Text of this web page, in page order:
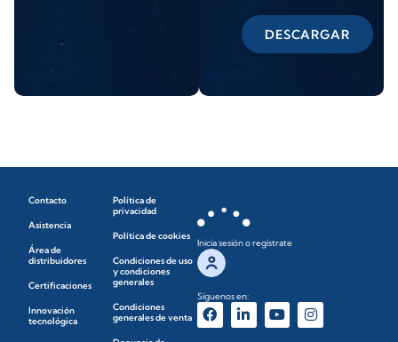
DESCARGAR
Contacto
Asistencia
Área de
distribuidores
Certificaciones
Innovación
tecnológica
Política de
privacidad
Política de cookies
Condiciones de uso
y condiciones
generales
Condiciones
generales de venta
Inicia sesión o regístrate
Síguenos en: